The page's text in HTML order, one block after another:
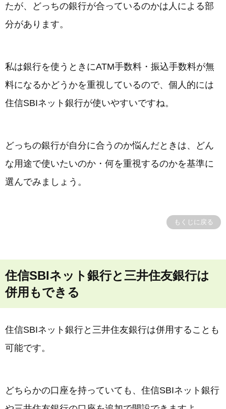
たが、どっちの銀行が合っているのかは人による部
分があります。
私は銀行を使うときにATM手数料・振込手数料が無
料になるかどうかを重視しているので、個人的には
住信SBIネット銀行が使いやすいですね。
どっちの銀行が自分に合うのか悩んだときは、どん
な用途で使いたいのか・何を重視するのかを基準に
選んでみましょう。
もくじに戻る
住信SBIネット銀行と三井住友銀行は
併用もできる
住信SBIネット銀行と三井住友銀行は併用することも
可能です。
どちらかの口座を持っていても、住信SBIネット銀行